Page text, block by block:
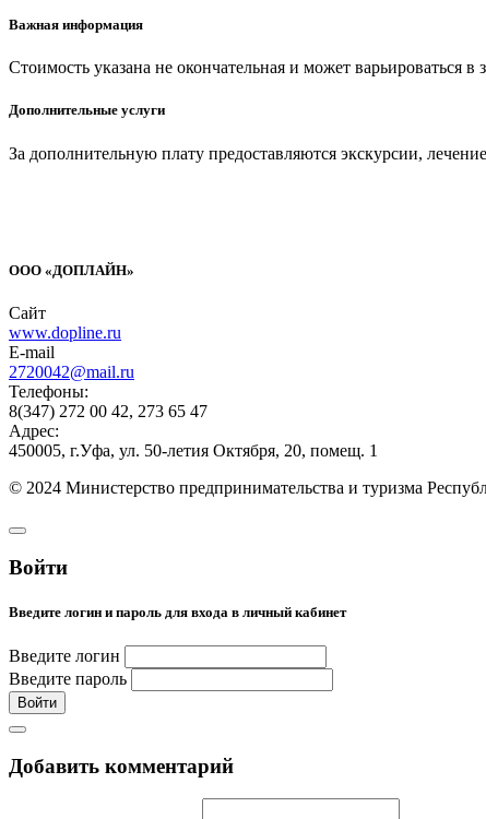
Важная информация
Стоимость указана не окончательная и может варьироваться
Дополнительные услуги
За дополнительную плату предоставляются экскурсии, лечение
ООО «ДОПЛАЙН»
Сайт
www.dopline.ru
E-mail
2720042@mail.ru
Телефоны:
8(347) 272 00 42, 273 65 47
Адрес:
450005, г.Уфа, ул. 50-летия Октября, 20, помещ. 1
© 2024 Министерство предпринимательства и туризма
Войти
Введите логин и пароль для входа в личный кабинет
Введите логин
Введите пароль
Войти
Добавить комментарий